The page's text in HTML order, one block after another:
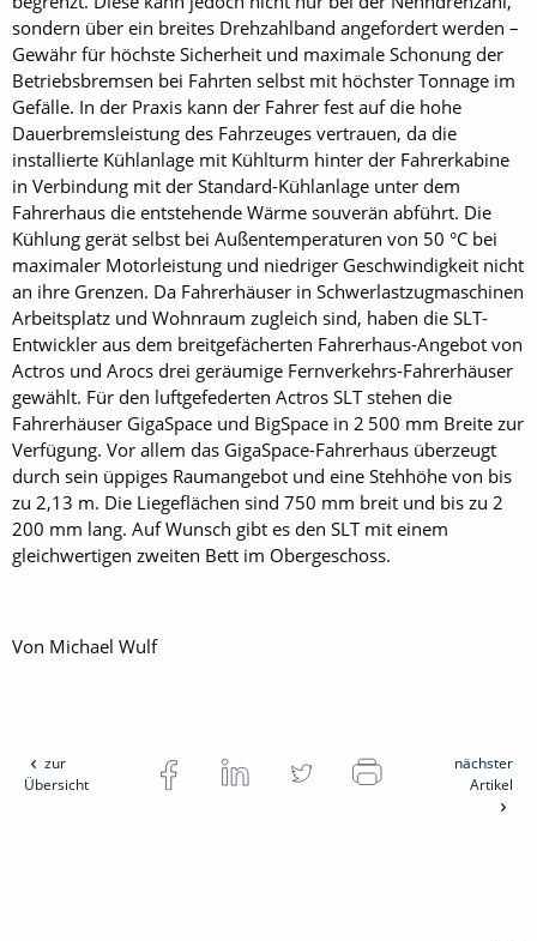
sondern über ein breites Drehzahlband angefordert werden –
Gewähr für höchste Sicherheit und maximale Schonung der
Betriebsbremsen bei Fahrten selbst mit höchster Tonnage im
Gefälle. In der Praxis kann der Fahrer fest auf die hohe
Dauerbremsleistung des Fahrzeuges vertrauen, da die
installierte Kühlanlage mit Kühlturm hinter der Fahrerkabine
in Verbindung mit der Standard-Kühlanlage unter dem
Fahrerhaus die entstehende Wärme souverän abführt. Die
Kühlung gerät selbst bei Außentemperaturen von 50 °C bei
maximaler Motorleistung und niedriger Geschwindigkeit nicht
an ihre Grenzen. Da Fahrerhäuser in Schwerlastzugmaschinen
Arbeitsplatz und Wohnraum zugleich sind, haben die SLT-
Entwickler aus dem breitgefächerten Fahrerhaus-Angebot von
Actros und Arocs drei geräumige Fernverkehrs-Fahrerhäuser
gewählt. Für den luftgefederten Actros SLT stehen die
Fahrerhäuser Giga­Space und Big­Space in 2 500 mm Breite zur
Verfügung. Vor allem das Giga­Space-Fahrer­haus überzeugt
durch sein üppiges Raumangebot und eine Stehhöhe von bis
zu 2,13 m. Die Liegeflächen sind 750 mm breit und bis zu 2
200 mm lang. Auf Wunsch gibt es den SLT mit einem
gleichwertigen zweiten Bett im Obergeschoss.
Von Michael Wulf
zur
Übersicht
nächster
Artikel